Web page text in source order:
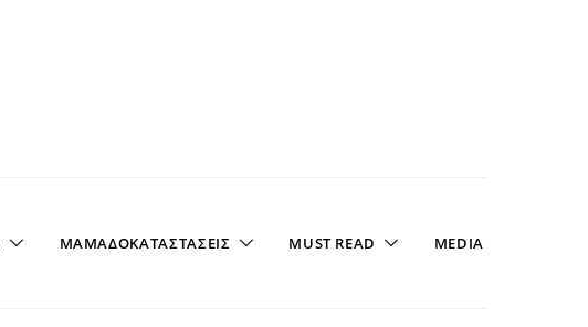
ΜΑΜΑΔΟΚΑΤΑΣΤΑΣΕΙΣ MUST READ MEDIA